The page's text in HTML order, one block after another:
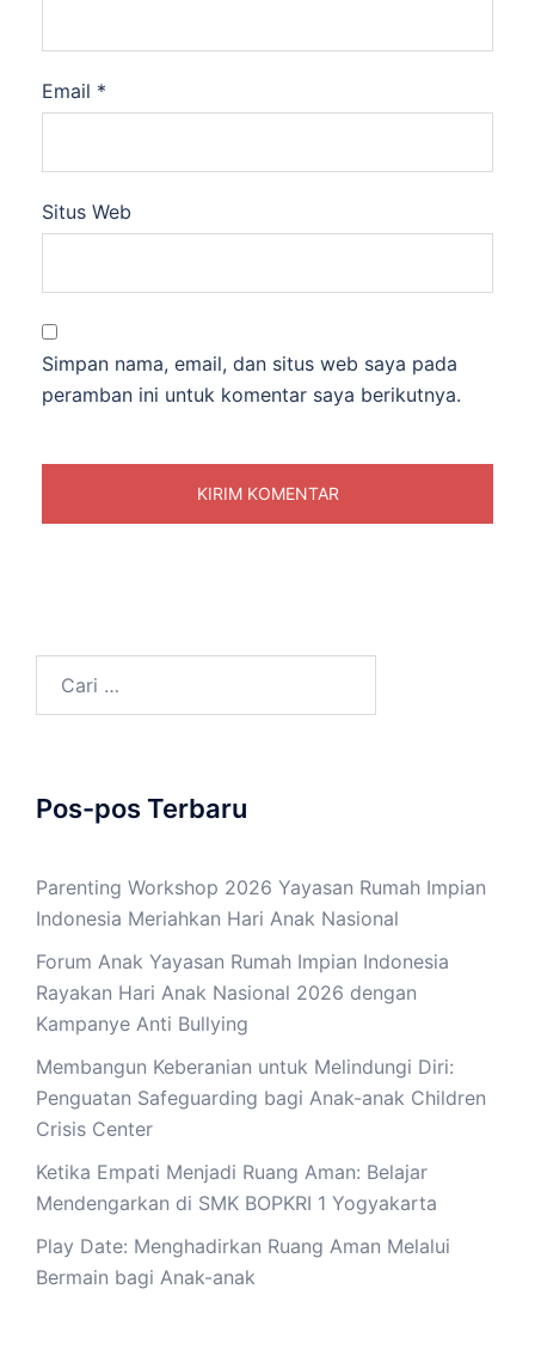
Email *
Situs Web
Simpan nama, email, dan situs web saya pada
peramban ini untuk komentar saya berikutnya.
untuk:
Pos-pos Terbaru
Parenting Workshop 2026 Yayasan Rumah Impian
Indonesia Meriahkan Hari Anak Nasional
Forum Anak Yayasan Rumah Impian Indonesia
Rayakan Hari Anak Nasional 2026 dengan
Kampanye Anti Bullying
Membangun Keberanian untuk Melindungi Diri:
Penguatan Safeguarding bagi Anak-anak Children
Crisis Center
Ketika Empati Menjadi Ruang Aman: Belajar
Mendengarkan di SMK BOPKRI 1 Yogyakarta
Play Date: Menghadirkan Ruang Aman Melalui
Bermain bagi Anak-anak